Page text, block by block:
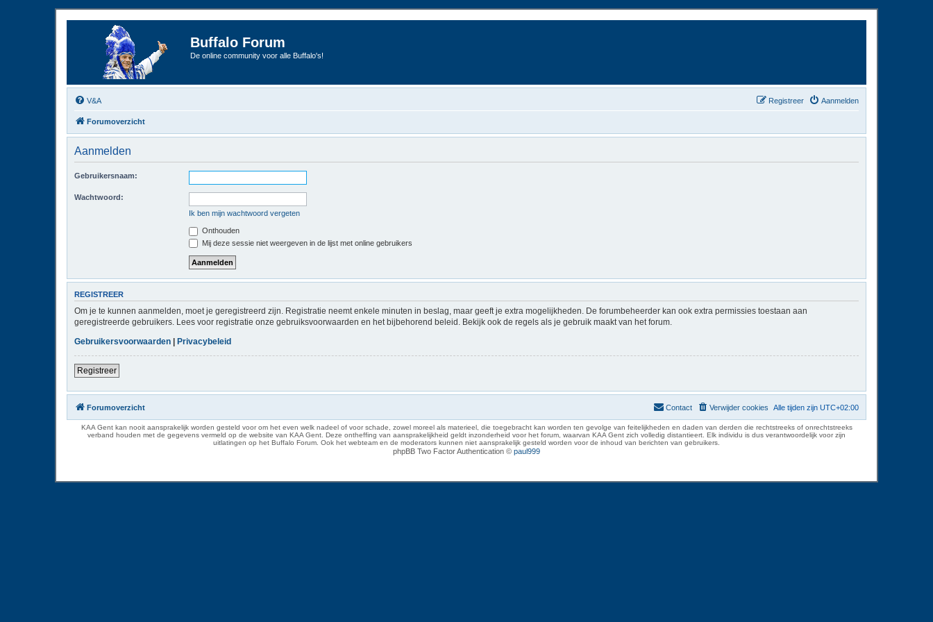
Buffalo Forum
De online community voor alle Buffalo's!
V&A Aanmelden
Registreer
Forumoverzicht
Aanmelden
Gebruikersnaam:
Wachtwoord:
Ik ben mijn wachtwoord vergeten
Onthouden
Mij deze sessie niet weergeven in de lijst met online gebruikers
REGISTREER
Om je te kunnen aanmelden, moet je geregistreerd zijn. Registratie neemt enkele minuten in beslag, maar geeft je extra mogelijkheden. De forumbeheerder kan ook extra permissies toestaan aan
geregistreerde gebruikers. Lees voor registratie onze gebruiksvoorwaarden en het bijbehorend beleid. Bekijk ook de regels als je gebruik maakt van het forum.
Gebruikersvoorwaarden | Privacybeleid
Registreer
Forumoverzicht Alle tijden zijn UTC+02:00
Verwijder cookies
Contact
KAA Gent kan nooit aansprakelijk worden gesteld voor om het even welk nadeel of voor schade, zowel moreel als materieel, die toegebracht kan worden ten gevolge van feitelijkheden en daden van derden die rechtstreeks of onrechtstreeks
verband houden met de gegevens vermeld op de website van KAA Gent. Deze ontheffing van aansprakelijkheid geldt inzonderheid voor het forum, waarvan KAA Gent zich volledig distantieert. Elk individu is dus verantwoordelijk voor zijn
uitlatingen op het Buffalo Forum. Ook het webteam en de moderators kunnen niet aansprakelijk gesteld worden voor de inhoud van berichten van gebruikers.
phpBB Two Factor Authentication © paul999